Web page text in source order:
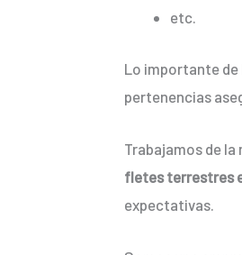
etc.
Lo importante de
pertenencias
Trabajamos de
fletes terrestres
expectativas.